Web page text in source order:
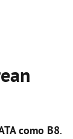
como B8.